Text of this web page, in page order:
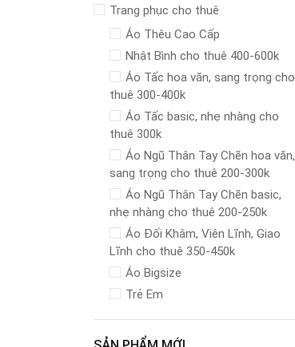
Trang phục cho thuê
Áo Thêu Cao Cấp
Nhật Bình cho thuê 400-600k
Áo Tấc hoa văn, sang trọng cho
thuê 300-400k
Áo Tấc basic, nhẹ nhàng cho
thuê 300k
Áo Ngũ Thân Tay Chẽn hoa văn,
sang trọng cho thuê 200-300k
Áo Ngũ Thân Tay Chẽn basic,
nhẹ nhàng cho thuê 200-250k
Áo Đối Khâm, Viên Lĩnh, Giao
Lĩnh cho thuê 350-450k
Áo Bigsize
Trẻ Em